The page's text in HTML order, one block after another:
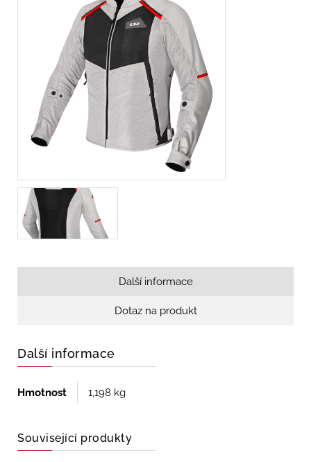
Další informace
Dotaz na produkt
Další informace
Hmotnost 1,198 kg
Související produkty